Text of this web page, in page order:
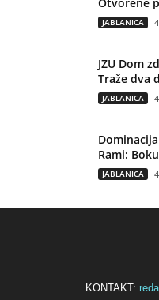
JABLANICA
JZU Dom
Traže dva
JABLANICA
Rami:
JABLANICA
KONTAKT: